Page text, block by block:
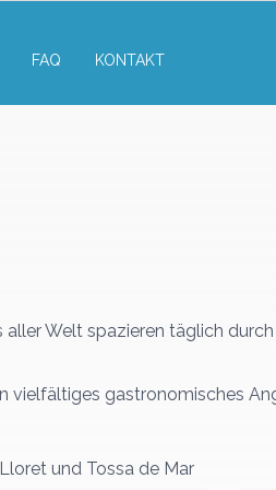
FAQ KONTAKT
Welt spazieren täglich
vielfältiges gastronomisches
und Tossa de Mar